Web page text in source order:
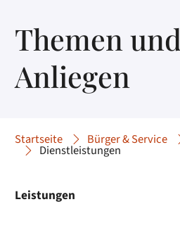
Themen und
Anliegen
Startseite Bürger & Service
Dienstleistungen
Leistungen